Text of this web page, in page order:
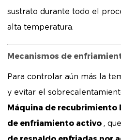
sustrato durante todo el
alta temperatura.
Mecanismos de
Para controlar aún más la
y evitar el
Máquina de recubrimiento
de enfriamiento activo ,